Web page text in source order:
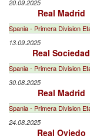
20.09.2025
Real Madrid
Spania - Primera Division
13.09.2025
Real Sociedad
Spania - Primera Division
30.08.2025
Real Madrid
Spania - Primera Division
24.08.2025
Real Oviedo